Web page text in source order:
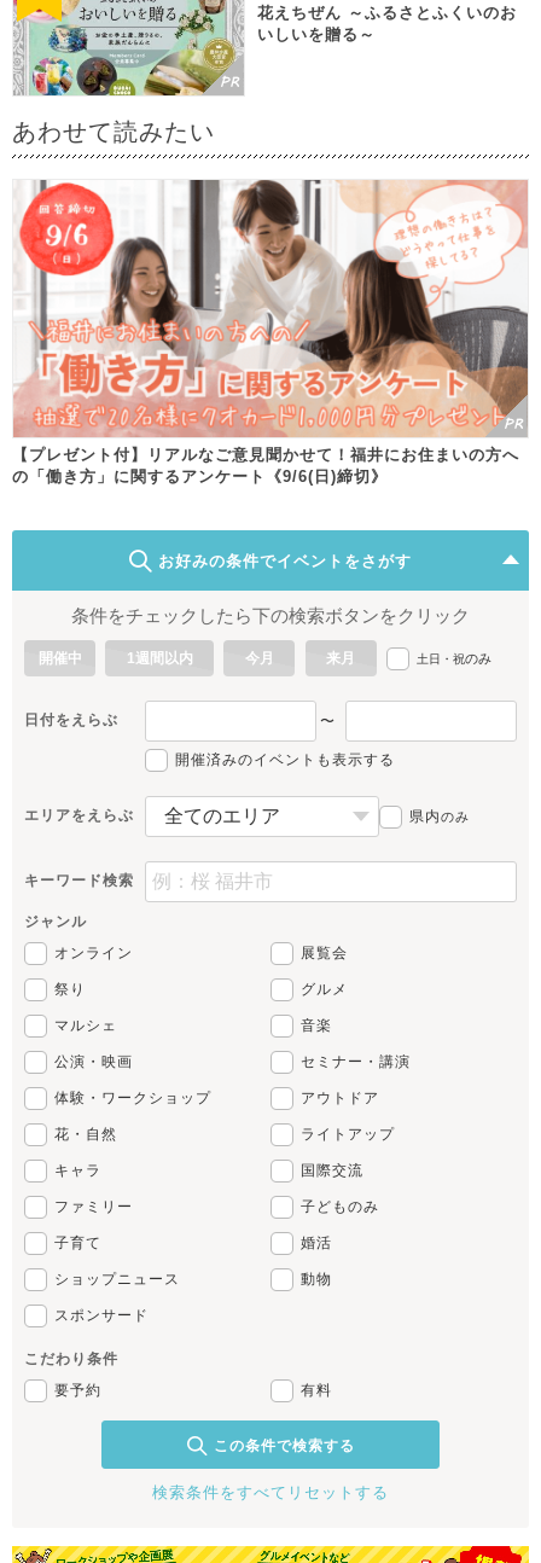
花えちぜん ～ふるさとふくいのお
いしいを贈る～
あわせて読みたい
【プレゼント付】リアルなご意見聞かせて！福井にお住まいの方へ
の「働き方」に関するアンケート《9/6(日)締切》
お好みの条件でイベントをさがす
条件をチェックしたら下の検索ボタンをクリック
開催中 1週間以内 今月 来月 土日・祝のみ
日付をえらぶ 〜
開催済みのイベントも表示する
エリアをえらぶ 県内のみ
キーワード検索
ジャンル
オンライン
展覧会
祭り グルメ
マルシェ 音楽
公演・映画 セミナー・講演
体験・ワークショップ アウトドア
花・自然 ライトアップ
キャラ 国際交流
ファミリー 子どものみ
子育て 婚活
ショップニュース 動物
スポンサード
こだわり条件
要予約
有料
この条件で検索する
検索条件をすべてリセットする